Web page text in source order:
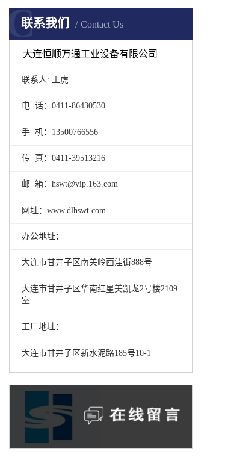
联系我们 Contact Us
C
大连恒顺万通工业设备有限公司
联系人: 王虎
电 话：0411-86430530
手 机：13500766556
传 真：0411-39513216
邮 箱：hswt@vip.163.com
网址：www.dlhswt.com
办公地址：
大连市甘井子区南关岭西洼街888号
大连市甘井子区华南红星美凯龙2号楼2109
室
工厂地址：
大连市甘井子区新水泥路185号10-1